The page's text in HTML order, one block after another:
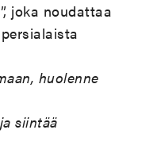
joka noudattaa
huolenne
siintää